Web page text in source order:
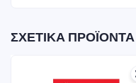
ΣΧΕΤΙΚΆ ΠΡΟΪΌΝΤΑ